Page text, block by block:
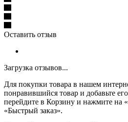
Оставить отзыв
Загрузка отзывов...
Для покупки товара в нашем
понравившийся товар и добавьте
перейдите в Корзину и нажмите на
«Быстрый заказ».